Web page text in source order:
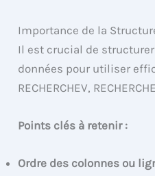
Importance de la
Il est crucial de
données pour utiliser
RECHERCHEV,
Points clés à retenir :
Ordre des colonnes ou